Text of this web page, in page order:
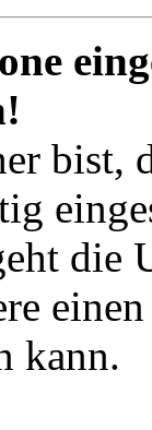
bist,
die
kann.